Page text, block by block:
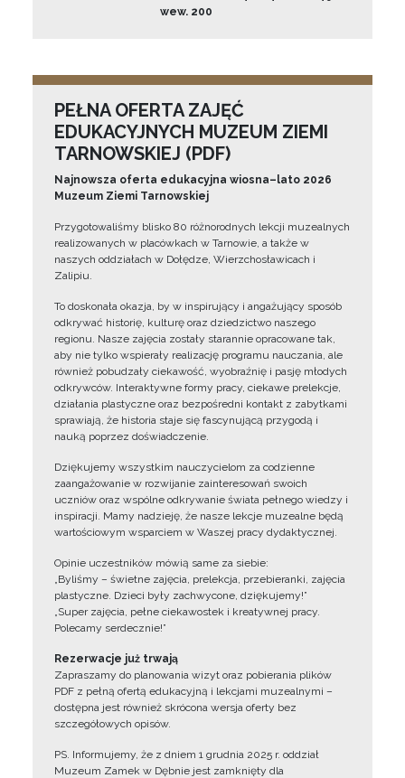
wew. 200
PEŁNA OFERTA ZAJĘĆ
EDUKACYJNYCH MUZEUM ZIEMI
TARNOWSKIEJ (PDF)
Najnowsza oferta edukacyjna wiosna–lato 2026
Muzeum Ziemi Tarnowskiej
Przygotowaliśmy blisko 80 różnorodnych lekcji muzealnych
realizowanych w placówkach w Tarnowie, a także w
naszych oddziałach w Dołędze, Wierzchosławicach i
Zalipiu.
To doskonała okazja, by w inspirujący i angażujący sposób
odkrywać historię, kulturę oraz dziedzictwo naszego
regionu. Nasze zajęcia zostały starannie opracowane tak,
aby nie tylko wspierały realizację programu nauczania, ale
również pobudzały ciekawość, wyobraźnię i pasję młodych
odkrywców. Interaktywne formy pracy, ciekawe prelekcje,
działania plastyczne oraz bezpośredni kontakt z zabytkami
sprawiają, że historia staje się fascynującą przygodą i
nauką poprzez doświadczenie.
Dziękujemy wszystkim nauczycielom za codzienne
zaangażowanie w rozwijanie zainteresowań swoich
uczniów oraz wspólne odkrywanie świata pełnego wiedzy i
inspiracji. Mamy nadzieję, że nasze lekcje muzealne będą
wartościowym wsparciem w Waszej pracy dydaktycznej.
Opinie uczestników mówią same za siebie:
„Byliśmy – świetne zajęcia, prelekcja, przebieranki, zajęcia
plastyczne. Dzieci były zachwycone, dziękujemy!”
„Super zajęcia, pełne ciekawostek i kreatywnej pracy.
Polecamy serdecznie!”
Rezerwacje już trwają
Zapraszamy do planowania wizyt oraz pobierania plików
PDF z pełną ofertą edukacyjną i lekcjami muzealnymi –
dostępna jest również skrócona wersja oferty bez
szczegółowych opisów.
PS. Informujemy, że z dniem 1 grudnia 2025 r. oddział
Muzeum Zamek w Dębnie jest zamknięty dla